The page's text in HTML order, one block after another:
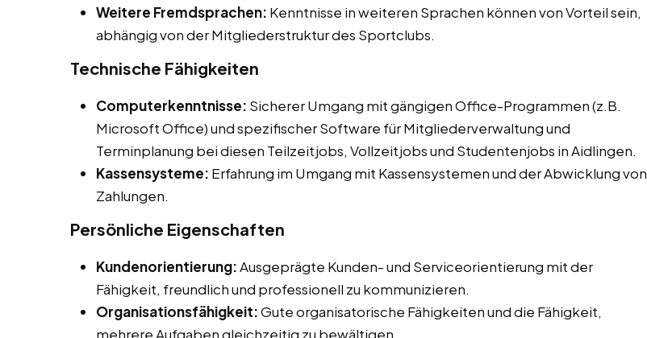
Weitere Fremdsprachen: Kenntnisse in weiteren Sprachen können von Vorteil sein,
abhängig von der Mitgliederstruktur des Sportclubs.
Technische Fähigkeiten
Computerkenntnisse: Sicherer Umgang mit gängigen Office-Programmen (z.B.
Microsoft Office) und spezifischer Software für Mitgliederverwaltung und
Terminplanung bei diesen Teilzeitjobs, Vollzeitjobs und Studentenjobs in Aidlingen.
Kassensysteme: Erfahrung im Umgang mit Kassensystemen und der Abwicklung von
Zahlungen.
Persönliche Eigenschaften
Kundenorientierung:Ausgeprägte Kunden- und Serviceorientierung mit der
Fähigkeit, freundlich und professionell zu kommunizieren.
Organisationsfähigkeit:Gute organisatorische Fähigkeiten und die Fähigkeit,
mehrere Aufgaben gleichzeitig zu bewältigen.